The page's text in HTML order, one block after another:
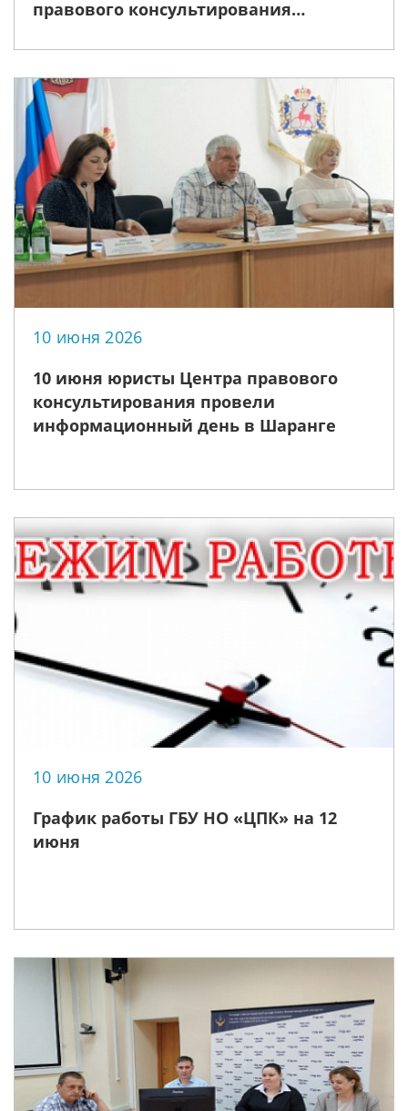
правового консультирования
10 июня 2026
10 июня юристы Центра правового
консультирования провели
информационный день в Шаранге
10 июня 2026
График работы ГБУ НО «ЦПК» на 12
июня